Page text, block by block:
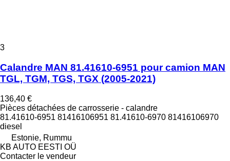
3
Calandre MAN 81.41610-6951 pour camion MAN
TGL, TGM, TGS, TGX (2005-2021)
136,40 €
Pièces détachées de carrosserie - calandre
81.41610-6951 81416106951 81.41610-6970 81416106970
diesel
Estonie, Rummu
KB AUTO EESTI OÜ
Contacter le vendeur